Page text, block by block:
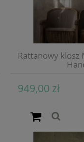
Rattanowy klosz
949,00 zł